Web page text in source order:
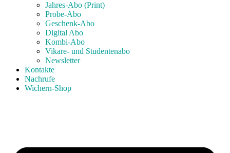
Jahres-Abo (Print)
Probe-Abo
Geschenk-Abo
Digital Abo
Kombi-Abo
Vikare- und Studentenabo
Newsletter
Kontakte
Nachrufe
Wichern-Shop